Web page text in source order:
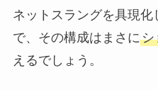
ネットスラングを具現化
で、その構成はまさにシ
えるでしょう。